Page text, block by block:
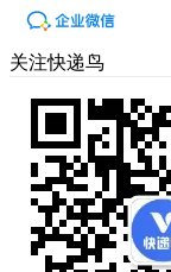
关注快递鸟